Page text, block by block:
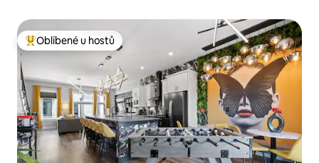
Nejlepší v kategorii Oblíbené u hostů
Oblíbené u hostů